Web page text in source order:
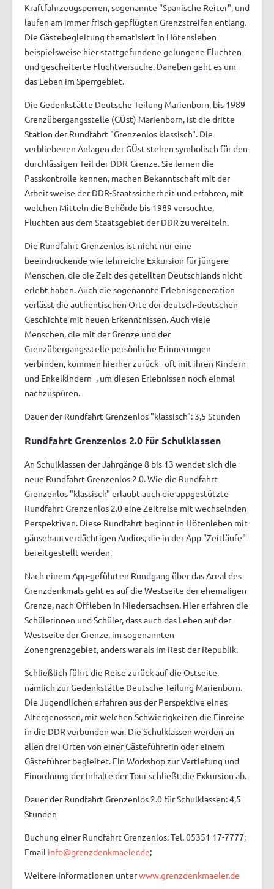
Kraftfahrzeugsperren, sogenannte "Spanische Reiter", und
laufen am immer frisch gepflügten Grenzstreifen entlang.
Die Gästebegleitung thematisiert in Hötensleben
beispielsweise hier stattgefundene gelungene Fluchten
und gescheiterte Fluchtversuche. Daneben geht es um
das Leben im Sperrgebiet.
Die Gedenkstätte Deutsche Teilung Marienborn, bis 1989
Grenzübergangsstelle (GÜst) Marienborn, ist die dritte
Station der Rundfahrt "Grenzenlos klassisch". Die
verbliebenen Anlagen der GÜst stehen symbolisch für den
durchlässigen Teil der DDR-Grenze. Sie lernen die
Passkontrolle kennen, machen Bekanntschaft mit der
Arbeitsweise der DDR-Staatssicherheit und erfahren, mit
welchen Mitteln die Behörde bis 1989 versuchte,
Fluchten aus dem Staatsgebiet der DDR zu vereiteln.
Die Rundfahrt Grenzenlos ist nicht nur eine
beeindruckende wie lehrreiche Exkursion für jüngere
Menschen, die die Zeit des geteilten Deutschlands nicht
erlebt haben. Auch die sogenannte Erlebnisgeneration
verlässt die authentischen Orte der deutsch-deutschen
Geschichte mit neuen Erkenntnissen. Auch viele
Menschen, die mit der Grenze und der
Grenzübergangsstelle persönliche Erinnerungen
verbinden, kommen hierher zurück - oft mit ihren Kindern
und Enkelkindern -, um diesen Erlebnissen noch einmal
nachzuspüren.
Dauer der Rundfahrt Grenzenlos "klassisch": 3,5 Stunden
Rundfahrt Grenzenlos 2.0 für Schulklassen
An Schulklassen der Jahrgänge 8 bis 13 wendet sich die
neue Rundfahrt Grenzenlos 2.0. Wie die Rundfahrt
Grenzenlos "klassisch" erlaubt auch die appgestützte
Rundfahrt Grenzenlos 2.0 eine Zeitreise mit wechselnden
Perspektiven. Diese Rundfahrt beginnt in Hötenleben mit
gänsehautverdächtigen Audios, die in der App "Zeitläufe"
bereitgestellt werden.
Nach einem App-geführten Rundgang über das Areal des
Grenzdenkmals geht es auf die Westseite der ehemaligen
Grenze, nach Offleben in Niedersachsen. Hier erfahren die
Schülerinnen und Schüler, dass auch das Leben auf der
Westseite der Grenze, im sogenannten
Zonengrenzgebiet, anders war als im Rest der Republik.
Schließlich führt die Reise zurück auf die Ostseite,
nämlich zur Gedenkstätte Deutsche Teilung Marienborn.
Die Jugendlichen erfahren aus der Perspektive eines
Altergenossen, mit welchen Schwierigkeiten die Einreise
in die DDR verbunden war. Die Schulklassen werden an
allen drei Orten von einer Gästeführerin oder einem
Gästeführer begleitet. Ein Workshop zur Vertiefung und
Einordnung der Inhalte der Tour schließt die Exkursion ab.
Dauer der Rundfahrt Grenzenlos 2.0 für Schulklassen: 4,5
Stunden
Buchung einer Rundfahrt Grenzenlos: Tel. 05351 17-7777;
Email info@grenzdenkmaeler.de;
Weitere Informationen unterwww.grenzdenkmaeler.de